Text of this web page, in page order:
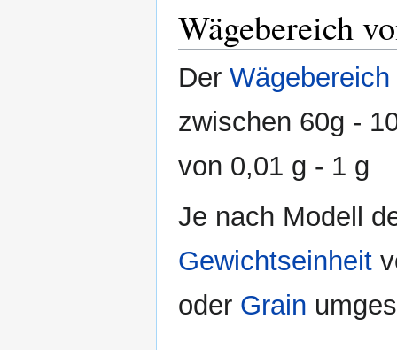
Wägebereich
Der Wägebereich
zwischen 60g -
von 0,01 g - 1 g
Je nach Modell
Gewichtseinheit
oder Grain